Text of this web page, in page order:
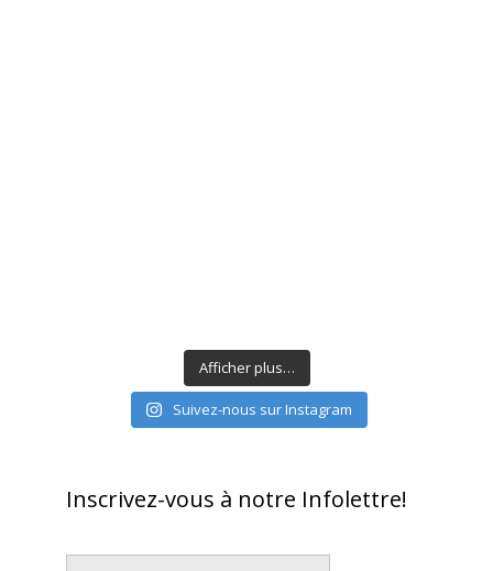
Afficher plus…
Suivez-nous sur Instagram
Inscrivez-vous à notre Infolettre!